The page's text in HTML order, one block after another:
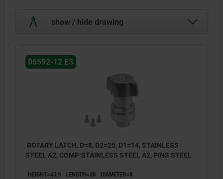
show / hide drawing
05592-12 ES
ROTARY LATCH, D=8, D2=25, D1=14, STAINLESS
STEEL A2, COMP:STAINLESS STEEL A2, PINS STEEL
HEIGHT=43,9 LENGTH=20
DIAMETER=8